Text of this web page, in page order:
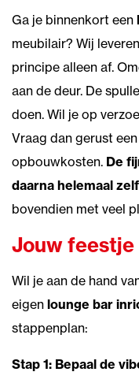
Ga je binnenkort een
meubilair? Wij
principe alleen af.
aan de deur. De
doen. Wil je op
Vraag dan gerust
opbouwkosten. De
daarna helemaal
bovendien met veel
Jouw feestje
Wil je aan de hand
eigen lounge bar
stappenplan:
Stap 1: Bepaal de